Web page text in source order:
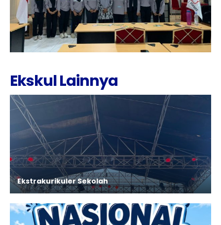
Ekskul Lainnya
Ekstrakurikuler Sekolah